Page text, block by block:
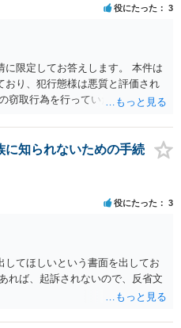
役にたった 3
に限定してお答えします。 本件は
おり、犯行態様は悪質と評価され
窃取行為を行っていたことも悪質
た全額を弁済していることは、被
に斟酌されます。 また、前科前歴
しきっているとまでは言えず、有
の情状証拠を適切に提出すること
に入れることが可能な事案と思
参考ください。
に知られないための手続
役にたった 3
てほしいという書面を出してお
れば、起訴されないので、反省文